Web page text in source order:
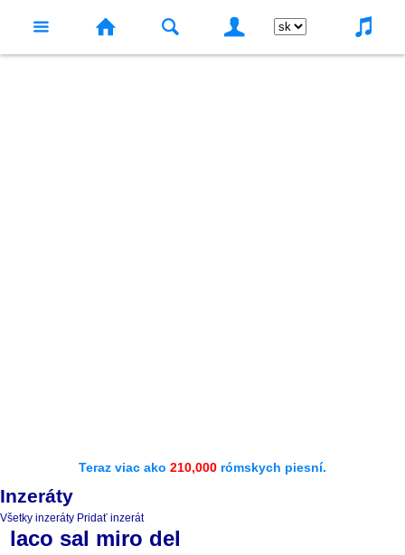
Teraz viac ako 210,000 rómskych piesní.
Inzeráty
Všetky inzeráty Pridať inzerát
laco sal miro del